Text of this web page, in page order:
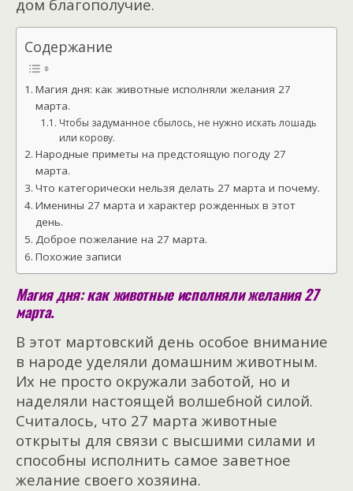
дом благополучие.
Содержание
Магия дня: как животные исполняли желания 27
марта.
Чтобы задуманное сбылось, не нужно искать лошадь
или корову.
Народные приметы на предстоящую погоду 27
марта.
Что категорически нельзя делать 27 марта и почему.
Именины 27 марта и характер рожденных в этот
день.
Доброе пожелание на 27 марта.
Похожие записи
Магия дня: как животные исполняли желания 27
марта.
В этот мартовский день особое внимание
в народе уделяли домашним животным.
Их не просто окружали заботой, но и
наделяли настоящей волшебной силой.
Считалось, что 27 марта животные
открыты для связи с высшими силами и
способны исполнить самое заветное
желание своего хозяина.